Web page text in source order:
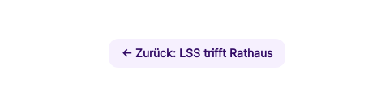
←Zurück: LSS trifft Rathaus